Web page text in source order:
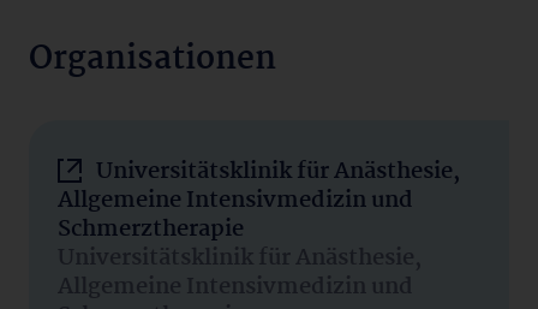
Organisationen
Universitätsklinik für Anästhesie,
Allgemeine Intensivmedizin und
Schmerztherapie
Universitätsklinik für Anästhesie,
Allgemeine Intensivmedizin und